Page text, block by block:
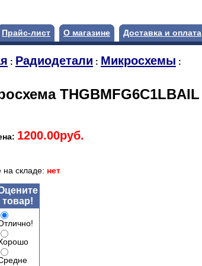
Прайс-лист О магазине Доставка и оплата
: Радиодетали : Микросхемы :
THGBMFG6C1LBAIL
1200.00руб.
на складе: нет
товар!